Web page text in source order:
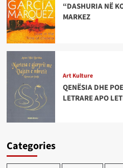
“DASHURIA NË
MARKEZ
Art Kulture
QENËSIA DHE
LETRARE APO
Categories